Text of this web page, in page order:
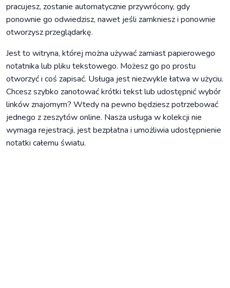
pracujesz, zostanie automatycznie przywrócony, gdy
ponownie go odwiedzisz, nawet jeśli zamkniesz i ponownie
otworzysz przeglądarkę.
Jest to witryna, której można używać zamiast papierowego
notatnika lub pliku tekstowego. Możesz go po prostu
otworzyć i coś zapisać. Usługa jest niezwykle łatwa w użyciu.
Chcesz szybko zanotować krótki tekst lub udostępnić wybór
linków znajomym? Wtedy na pewno będziesz potrzebować
jednego z zeszytów online. Nasza usługa w kolekcji nie
wymaga rejestracji, jest bezpłatna i umożliwia udostępnienie
notatki całemu światu.